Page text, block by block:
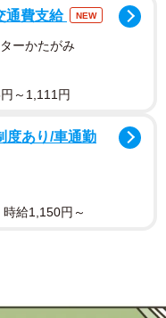
通費支給 NEW
ーかたがみ
～1,111円
度あり/車通勤
給1,150円～